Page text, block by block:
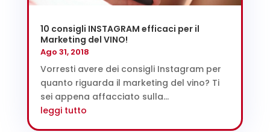
10 consigli INSTAGRAM efficaci per il
Marketing del VINO!
Ago 31, 2018
Vorresti avere dei consigli Instagram per
quanto riguarda il marketing del vino? Ti
sei appena affacciato sulla...
leggi tutto